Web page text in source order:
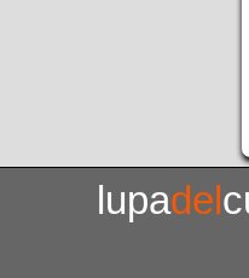
lupadel